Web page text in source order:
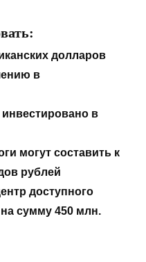
долларов
в
в
могут составить к
рублей
доступного
сумму 450 млн.